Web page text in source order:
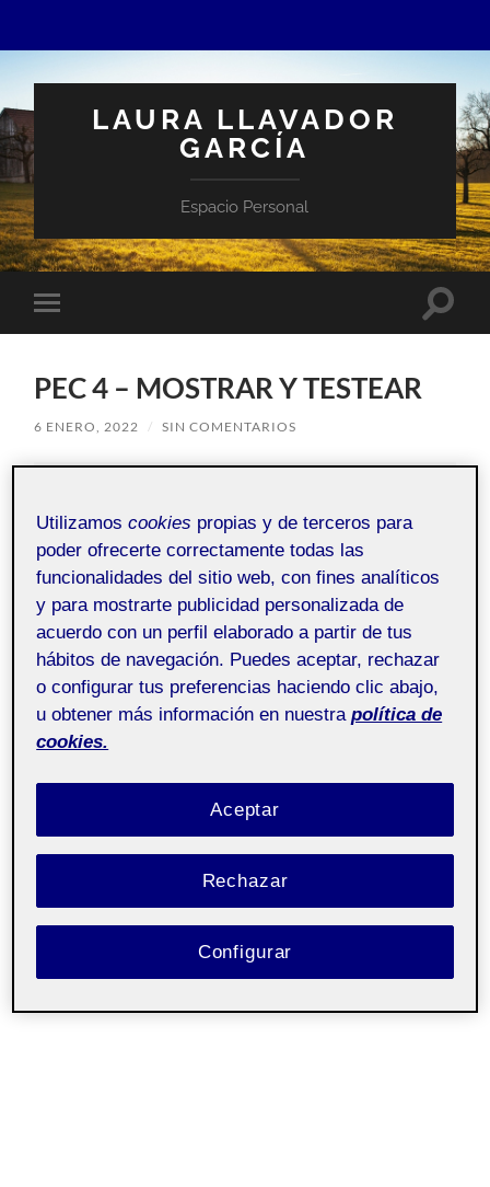
LAURA LLAVADOR
GARCÍA
Espacio Personal
Alternar
el
PEC 4 – MOSTRAR Y TESTEAR
6 ENERO, 2022 / SIN COMENTARIOS
visual aula 1
¡Hola!
Dejo por aquí mis dos pdf: el informe y las conclusiones.
¡Gracias!
Utilizamoscookies propias y de terceros para
poder ofrecerte correctamente todas las
funcionalidades del sitio web, con fines analíticos
y para mostrarte publicidad personalizada de
acuerdo con un perfil elaborado a partir de tus
hábitos de navegación. Puedes aceptar, rechazar
o configurar tus preferencias haciendo clic abajo,
u obtener más información en nuestra política de
cookies.
Rechazar
Aceptar
Configurar